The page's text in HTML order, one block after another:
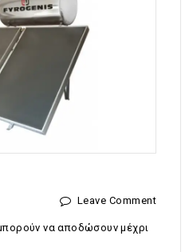
Leave Comment
να αποδώσουν μέχρι